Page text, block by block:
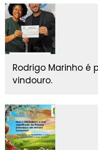
Rodrigo Marinho
vindouro.